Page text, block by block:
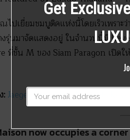
ไปเยี่ยมชมบูติคแห่งนี้โดยเร็วเพร
งรุ่นมาจัดแสดงอยู่ ในจำนวนนี้มี
ที่ชั้น M ของ Siam Paragon เปิดใ
:Jaeger-LeCoultre Presents
now occupies a
Get